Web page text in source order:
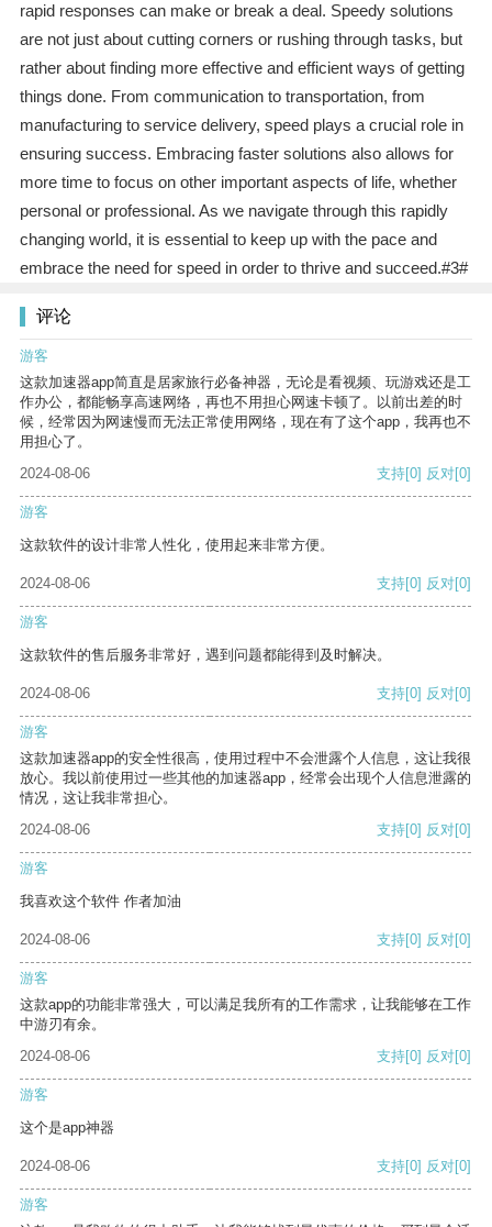
rapid responses can make or break a deal. Speedy solutions
are not just about cutting corners or rushing through tasks, but
rather about finding more effective and efficient ways of getting
things done. From communication to transportation, from
manufacturing to service delivery, speed plays a crucial role in
ensuring success. Embracing faster solutions also allows for
more time to focus on other important aspects of life, whether
personal or professional. As we navigate through this rapidly
changing world, it is essential to keep up with the pace and
embrace the need for speed in order to thrive and succeed.#3#
评论
游客
这款加速器app简直是居家旅行必备神器，无论是看视频、玩游戏还是工
作办公，都能畅享高速网络，再也不用担心网速卡顿了。以前出差的时
候，经常因为网速慢而无法正常使用网络，现在有了这个app，我再也不
用担心了。
2024-08-06
支持[0] 反对[0]
游客
这款软件的设计非常人性化，使用起来非常方便。
2024-08-06 支持[0] 反对[0]
游客
这款软件的售后服务非常好，遇到问题都能得到及时解决。
2024-08-06 支持[0] 反对[0]
游客
这款加速器app的安全性很高，使用过程中不会泄露个人信息，这让我很
放心。我以前使用过一些其他的加速器app，经常会出现个人信息泄露的
情况，这让我非常担心。
2024-08-06
支持[0] 反对[0]
游客
我喜欢这个软件 作者加油
2024-08-06 支持[0] 反对[0]
游客
这款app的功能非常强大，可以满足我所有的工作需求，让我能够在工作
中游刃有余。
2024-08-06
支持[0] 反对[0]
游客
这个是app神器
2024-08-06 支持[0] 反对[0]
游客